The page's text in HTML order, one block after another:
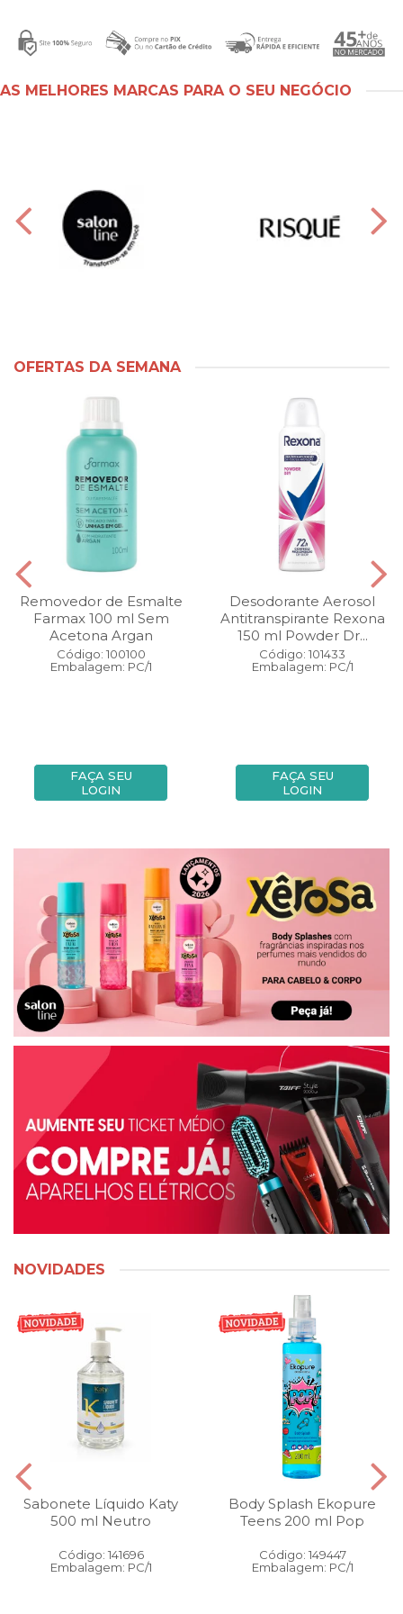
AS MELHORES MARCAS PARA O SEU NEGÓCIO
OFERTAS DA SEMANA
Removedor de Esmalte
Farmax 100 ml Sem
Acetona Argan
Código: 100100
Embalagem: PC/1
FAÇA SEU
LOGIN
Desodorante Aerosol
Antitranspirante Rexona
150 ml Powder Dr...
Código: 101433
Embalagem: PC/1
FAÇA SEU
LOGIN
NOVIDADES
Sabonete Líquido Katy
500 ml Neutro
Código: 141696
Embalagem: PC/1
Body Splash Ekopure
Teens 200 ml Pop
Código: 149447
Embalagem: PC/1